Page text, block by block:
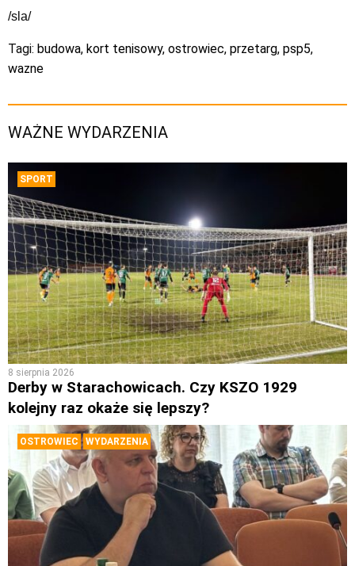
/sla/
Tagi: budowa, kort tenisowy, ostrowiec, przetarg, psp5,
wazne
WAŻNE WYDARZENIA
SPORT
8 sierpnia 2026
Derby w Starachowicach. Czy KSZO 1929
kolejny raz okaże się lepszy?
OSTROWIEC WYDARZENIA